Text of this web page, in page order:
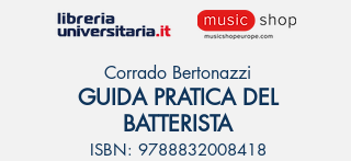
Corrado Bertonazzi
GUIDA PRATICA DEL
BATTERISTA
ISBN: 9788832008418